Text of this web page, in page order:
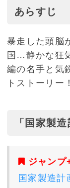
あらすじ
暴走した頭脳
国…静かな狂
編の名手と気
トストーリー！
「国家製
ジャンプ
国家製造計